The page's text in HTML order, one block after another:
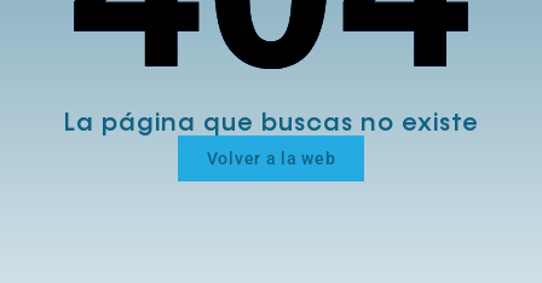
La página que buscas no existe
Volver a la web